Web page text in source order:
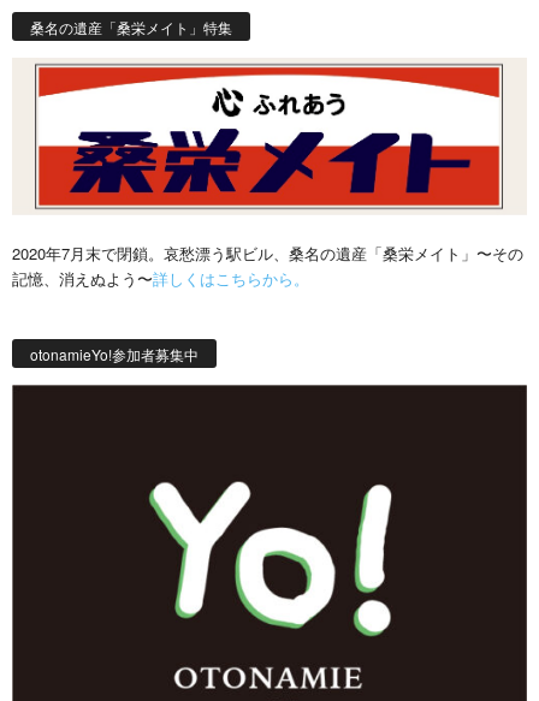
桑名の遺産「桑栄メイト」特集
2020年7月末で閉鎖。哀愁漂う駅ビル、桑名の遺産「桑栄メイト」〜その
記憶、消えぬよう〜詳しくはこちらから。
otonamieYo!参加者募集中